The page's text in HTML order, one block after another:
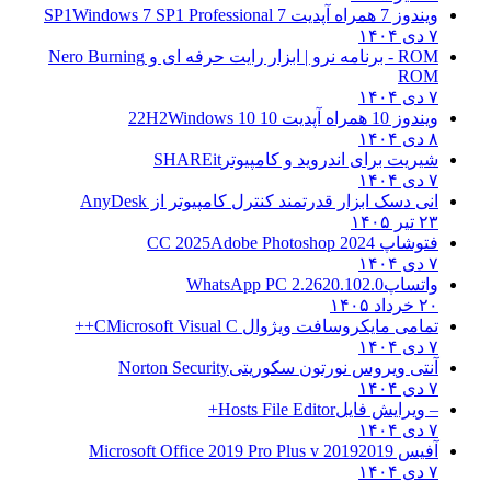
ویندوز 7 همراه آپدیت 7 SP1
Windows 7 SP1 Professional
۷ دی ۱۴۰۴
ROM - برنامه نرو | ابزار رایت حرفه ای و
Nero Burning
ROM
۷ دی ۱۴۰۴
ویندوز 10 همراه آپدیت 10 22H2
Windows 10
۸ دی ۱۴۰۴
شیریت برای اندروید و کامپیوتر SHAREit
۷ دی ۱۴۰۴
انی دسک ابزار قدرتمند کنترل کامپیوتر از AnyDesk
۲۳ تیر ۱۴۰۵
فتوشاپ CC 2025 Adobe Photoshop 2024
۷ دی ۱۴۰۴
واتساپWhatsApp PC 2.2620.102.0
۲۰ خرداد ۱۴۰۵
تمامی مایکروسافت ویژوال C Microsoft Visual C++
۷ دی ۱۴۰۴
آنتی ویروس نورتون سکوریتیNorton Security
۷ دی ۱۴۰۴
– ویرایش فایلHosts File Editor+
۷ دی ۱۴۰۴
آفیس 2019 2019 Microsoft Office 2019 Pro Plus v
۷ دی ۱۴۰۴